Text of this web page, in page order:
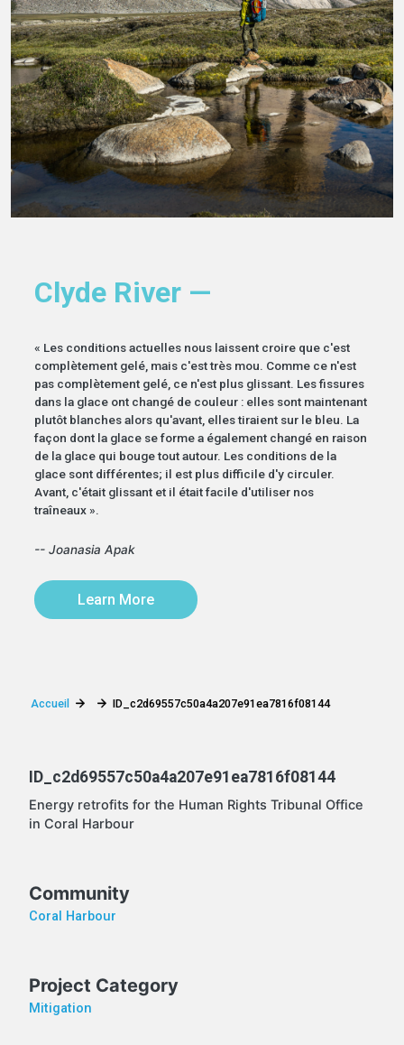
Clyde River —
« Les conditions actuelles nous laissent croire que c'est
complètement gelé, mais c'est très mou. Comme ce n'est
pas complètement gelé, ce n'est plus glissant. Les fissures
dans la glace ont changé de couleur : elles sont maintenant
plutôt blanches alors qu'avant, elles tiraient sur le bleu. La
façon dont la glace se forme a également changé en raison
de la glace qui bouge tout autour. Les conditions de la
glace sont différentes; il est plus difficile d'y circuler.
Avant, c'était glissant et il était facile d'utiliser nos
traîneaux ».
-- Joanasia Apak
Learn More
Accueil ID_c2d69557c50a4a207e91ea7816f08144
ID_c2d69557c50a4a207e91ea7816f08144
Energy retrofits for the Human Rights Tribunal Office
in Coral Harbour
Community
Coral Harbour
Project Category
Mitigation